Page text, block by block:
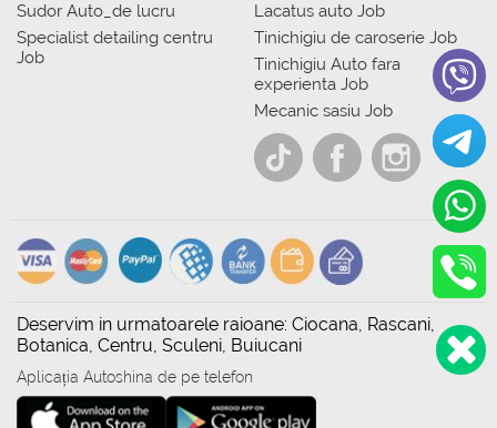
Sudor Auto_de lucru
Specialist detailing centru
Job
Lacatus auto Job
Tinichigiu de caroserie Job
Tinichigiu Auto fara
experienta Job
Mecanic sasiu Job
Deservim in urmatoarele raioane: Ciocana, Rascani,
Botanica, Centru, Sculeni, Buiucani
Aplicația Autoshina de pe telefon